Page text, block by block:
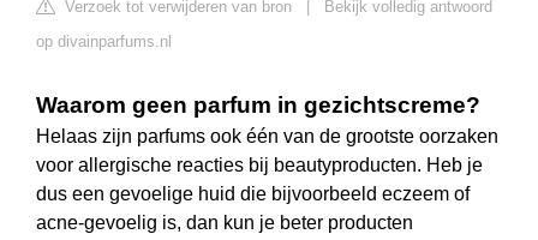
Verzoek tot verwijderen van bron
Bekijk volledig antwoord
op divainparfums.nl
Waarom geen parfum in gezichtscreme?
Helaas zijn parfums ook één van de grootste oorzaken
voor allergische reacties bij beautyproducten. Heb je
dus een gevoelige huid die bijvoorbeeld eczeem of
acne-gevoelig is, dan kun je beter producten